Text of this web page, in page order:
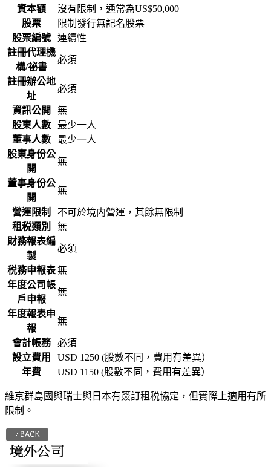
資本額
沒有限制，通常為US$50,000
股票
限制發行無記名股票
股票編號
連續性
註冊代理機
構/祕書
必須
註冊辦公地
址
必須
資訊公開
無
股東人數
最少一人
董事人數
最少一人
股東身份公
開
無
董事身份公
開
無
營運限制
不可於境内營運，其餘無限制
租税類別
無
財務報表編
製
必須
税務申報表 無
年度公司帳
戶申報
無
年度報表申
報
無
會計帳務
必須
設立費用
USD 1250 (股數不同，費用有差異）
年費
USD 1150 ( 股數不同，費用有差異）
維京群島國與瑞士與日本有簽訂租税協定，但實際上適用有所
限制。